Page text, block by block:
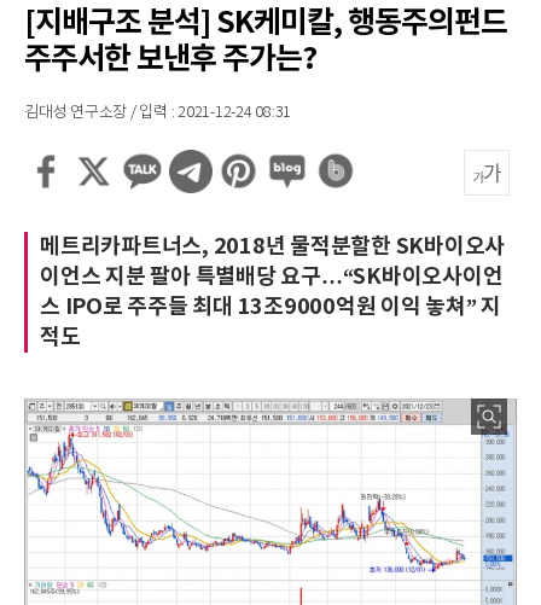
[지배구조 분석] SK케미칼, 행동주의펀드
주주서한 보낸후 주가는?
김대성 연구소장 / 입력 : 2021-12-24 08:31
메트리카파트너스, 2018년 물적분할한 SK바이오사
이언스 지분 팔아 특별배당 요구…“SK바이오사이언
스 IPO로 주주들 최대 13조9000억원 이익 놓쳐” 지
적도